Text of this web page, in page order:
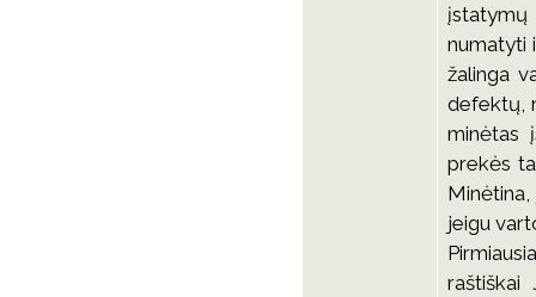
numatyti
žalinga
defektų,
minėtas
prekės
jeigu
raštiškai